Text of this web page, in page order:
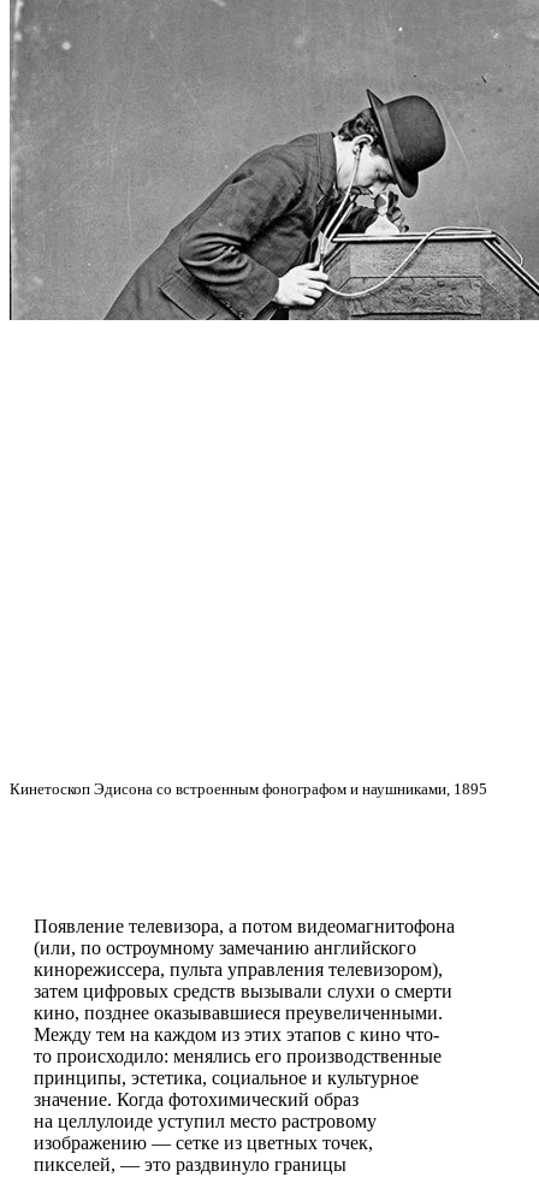
Кинетоскоп Эдисона со встроенным фонографом и наушниками, 1895
Появление телевизора, а потом видеомагнитофона
(или, по остроумному замечанию английского
кинорежиссера, пульта управления телевизором),
затем цифровых средств вызывали слухи о смерти
кино, позднее оказывавшиеся преувеличенными.
Между тем на каждом из этих этапов с кино что-
то происходило: менялись его производственные
принципы, эстетика, социальное и культурное
значение. Когда фотохимический образ
на целлулоиде уступил место растровому
изображению — сетке из цветных точек,
пикселей, — это раздвинуло границы